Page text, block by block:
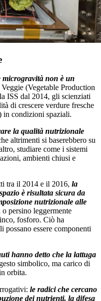
microgravità non è un
(Vegetable Production
ISS dal 2014, gli scienziati
di crescere verdure fresche
in condizioni spaziali.
la qualità nutrizionale
altrimenti si baserebbero su
studiare come i sistemi
ambienti chiusi e
tra il 2014 e il 2016, la
è risultata sicura da
nutrizionale alle
persino leggermente
fosforo. Ciò ha
essere componenti
hanno detto che la lattuga
simbolico, ma carico di
orbita.
le radici che cercano
dei nutrienti, la difesa